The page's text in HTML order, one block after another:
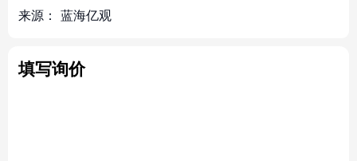
来源： 蓝海亿观
填写询价